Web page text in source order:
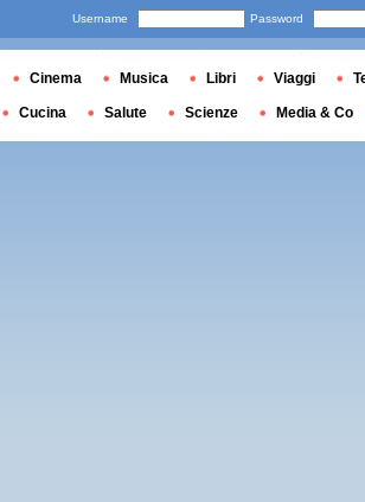
Username Password
Cinema Musica Libri Viaggi
Cucina Salute Scienze Media & Co